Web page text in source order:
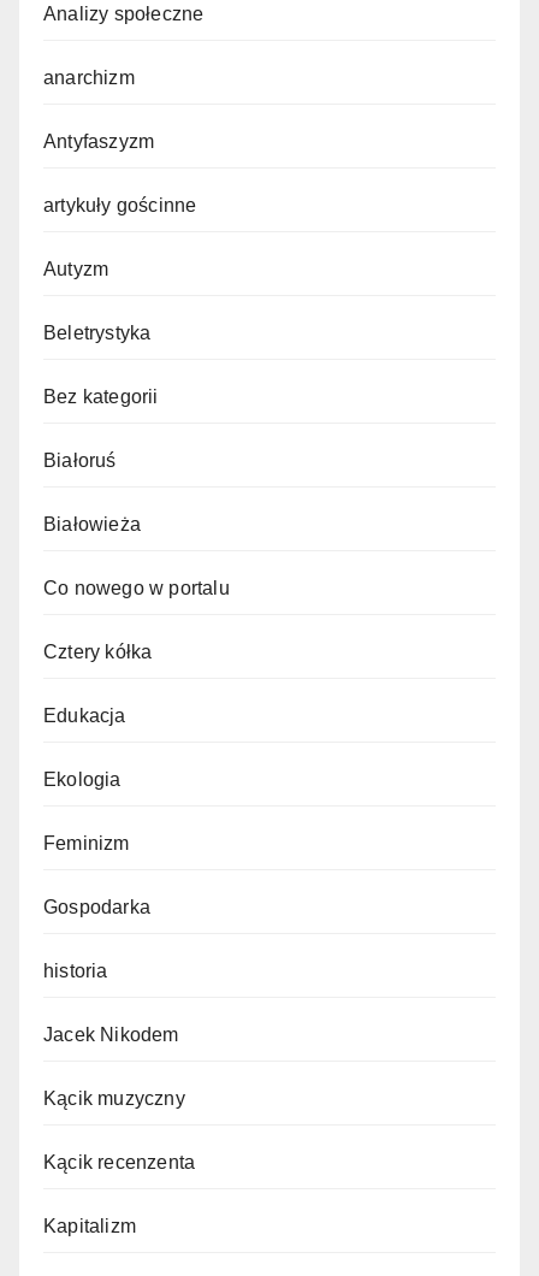
Analizy społeczne
anarchizm
Antyfaszyzm
artykuły gościnne
Autyzm
Beletrystyka
Bez kategorii
Białoruś
Białowieża
Co nowego w portalu
Cztery kółka
Edukacja
Ekologia
Feminizm
Gospodarka
historia
Jacek Nikodem
Kącik muzyczny
Kącik recenzenta
Kapitalizm